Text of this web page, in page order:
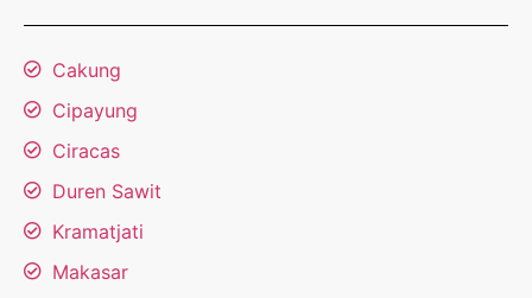
Cakung
Cipayung
Ciracas
Duren Sawit
Kramatjati
Makasar